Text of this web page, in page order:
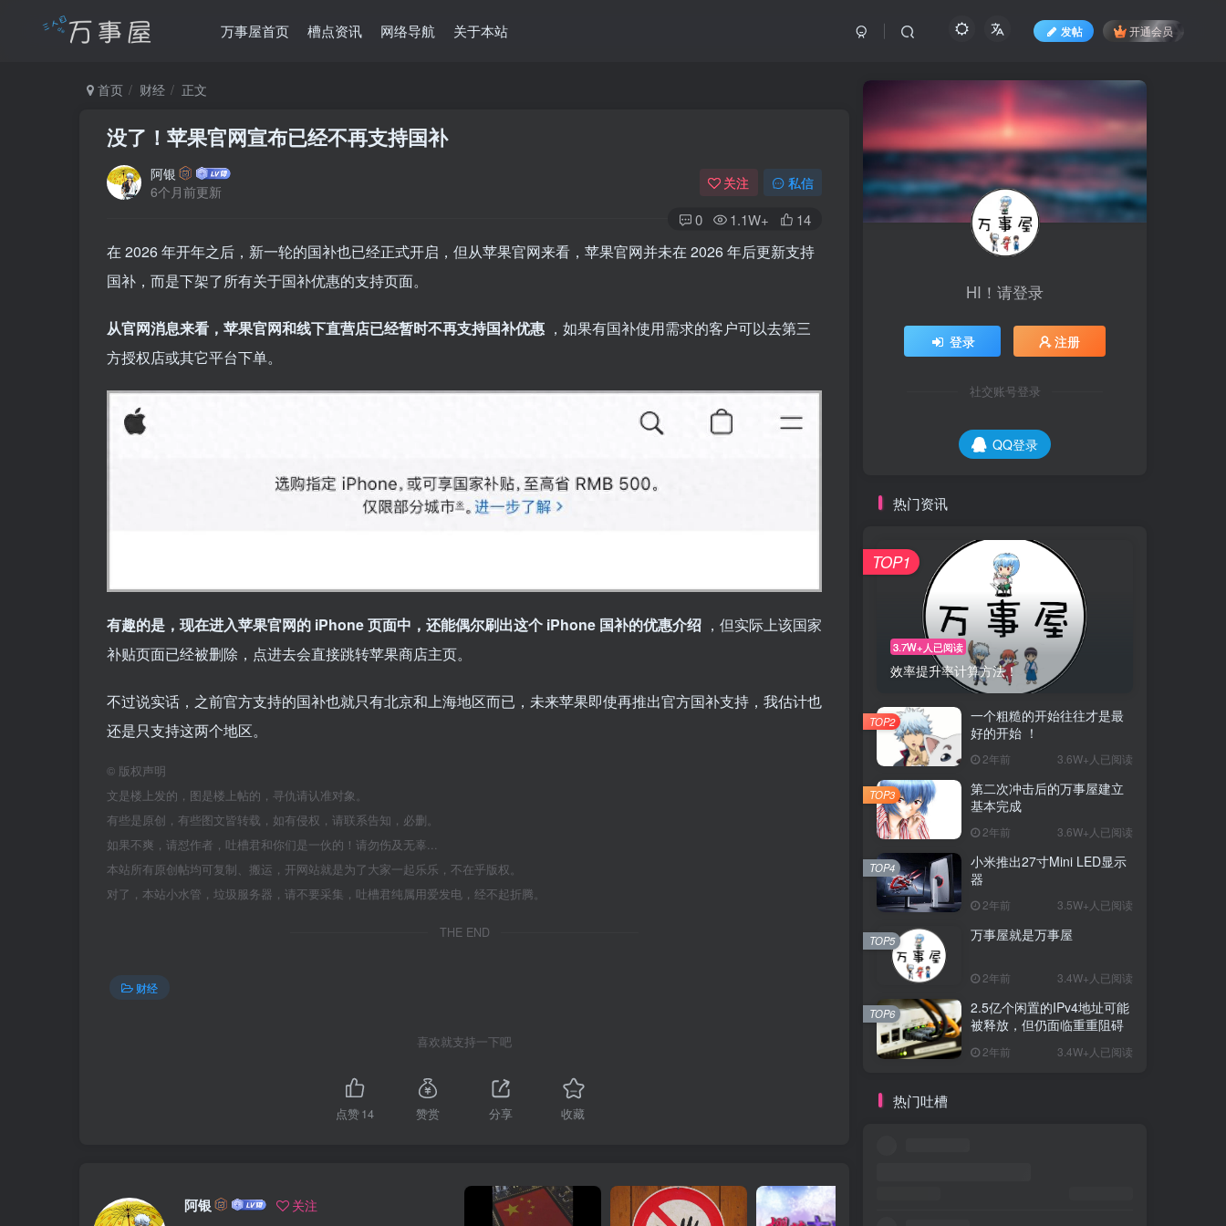
万事屋首页 槽点资讯 网络导航 关于本站 发帖 开通会员
首页 财经 正文
没了！苹果官网宣布已经不再支持国补
阿银
6个月前更新
关注 私信
0 1.1W+ 14
在 2026 年开年之后，新一轮的国补也已经正式开启，但从苹果官网来看，苹果官网并未在 2026 年后更新支持
国补，而是下架了所有关于国补优惠的支持页面。
从官网消息来看，苹果官网和线下直营店已经暂时不再支持国补优惠 ，如果有国补使用需求的客户可以去第三
方授权店或其它平台下单。
有趣的是，现在进入苹果官网的 iPhone 页面中，还能偶尔刷出这个 iPhone 国补的优惠介绍 ，但实际上该国家
补贴页面已经被删除，点进去会直接跳转苹果商店主页。
不过说实话，之前官方支持的国补也就只有北京和上海地区而已，未来苹果即使再推出官方国补支持，我估计也
还是只支持这两个地区。
© 版权声明
文是楼上发的，图是楼上帖的，寻仇请认准对象。
有些是原创，有些图文皆转载，如有侵权，请联系告知，必删。
如果不爽，请怼作者，吐槽君和你们是一伙的！请勿伤及无辜...
本站所有原创帖均可复制、搬运，开网站就是为了大家一起乐乐，不在乎版权。
对了，本站小水管，垃圾服务器，请不要采集，吐槽君纯属用爱发电，经不起折腾。
THE END
财经
喜欢就支持一下吧
点赞14 赞赏 分享 收藏
阿银 关注
HI！请登录
登录 注册
社交账号登录
QQ登录
热门资讯
3.7W+人已阅读
效率提升率计算方法！
TOP1
一个粗糙的开始往往才是最
好的开始 ！
2年前 3.6W+人已阅读
TOP2
第二次冲击后的万事屋建立
基本完成
2年前 3.6W+人已阅读
TOP3
小米推出27寸Mini LED显示
器
2年前 3.5W+人已阅读
TOP4
万事屋就是万事屋
2年前 3.4W+人已阅读
TOP5
2.5亿个闲置的IPv4地址可能
被释放，但仍面临重重阻碍
2年前 3.4W+人已阅读
TOP6
热门吐槽